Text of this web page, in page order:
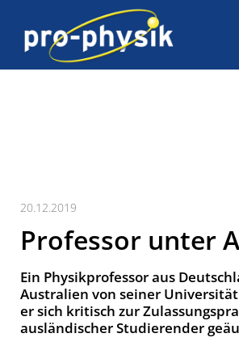
20.12.2019
Professor unter
Ein Physikprofessor aus
Australien von seiner
er sich kritisch zur
ausländischer Studierender